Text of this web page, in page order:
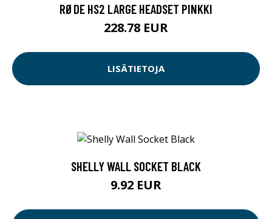
RØDE HS2 LARGE HEADSET PINKKI
228.78 EUR
LISÄTIETOJA
SHELLY WALL SOCKET BLACK
9.92 EUR